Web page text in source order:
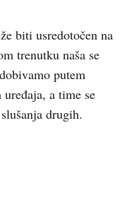
biti usredotočen na
trenutku naša se
putem
a time se
drugih.